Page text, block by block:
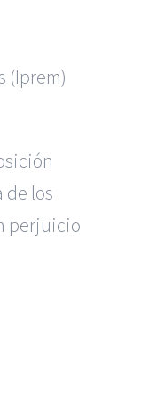
(Iprem)
los
perjuicio